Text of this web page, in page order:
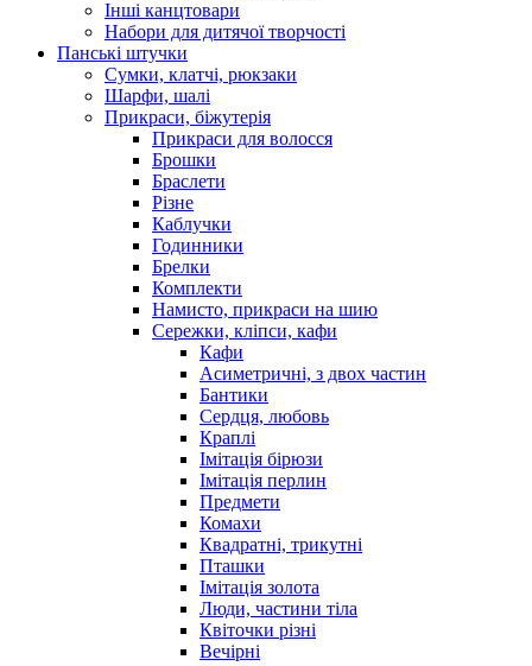
Інші канцтовари
Набори для дитячої творчості
Панські штучки
Сумки, клатчі, рюкзаки
Шарфи, шалі
Прикраси, біжутерія
Прикраси для волосся
Брошки
Браслети
Різне
Каблучки
Годинники
Брелки
Комплекти
Намисто, прикраси на шию
Сережки, кліпси, кафи
Кафи
Асиметричні, з двох частин
Бантики
Сердця, любовь
Краплі
Імітація бірюзи
Імітація перлин
Предмети
Комахи
Квадратні, трикутні
Пташки
Імітація золота
Люди, частини тіла
Квіточки різні
Вечірні